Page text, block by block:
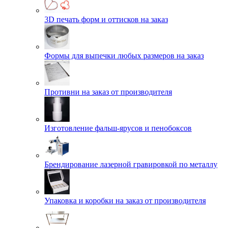
3D печать форм и оттисков на заказ
Формы для выпечки любых размеров на заказ
Противни на заказ от производителя
Изготовление фальш-ярусов и пенобоксов
Брендирование лазерной гравировкой по металлу
Упаковка и коробки на заказ от производителя